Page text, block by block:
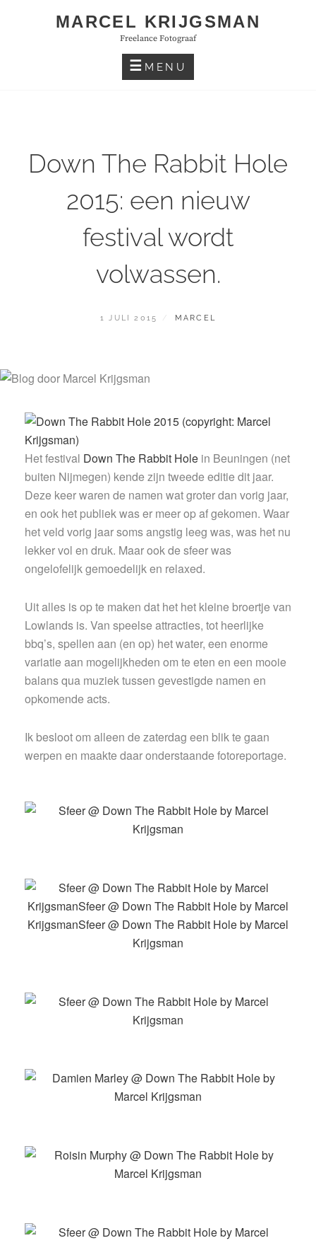
MARCEL KRIJGSMAN
Freelance Fotograaf
MENU
Down The Rabbit Hole
2015: een nieuw
festival wordt
volwassen.
GEPLAATST
1 JULI 2015 BY
MARCEL
Het festival Down The Rabbit Hole in Beuningen (net
buiten Nijmegen) kende zijn tweede editie dit jaar.
Deze keer waren de namen wat groter dan vorig jaar,
en ook het publiek was er meer op af gekomen. Waar
het veld vorig jaar soms angstig leeg was, was het nu
lekker vol en druk. Maar ook de sfeer was
ongelofelijk gemoedelijk en relaxed.
Uit alles is op te maken dat het het kleine broertje van
Lowlands is. Van speelse attracties, tot heerlijke
bbq’s, spellen aan (en op) het water, een enorme
variatie aan mogelijkheden om te eten en een mooie
balans qua muziek tussen gevestigde namen en
opkomende acts.
Ik besloot om alleen de zaterdag een blik te gaan
werpen en maakte daar onderstaande fotoreportage.